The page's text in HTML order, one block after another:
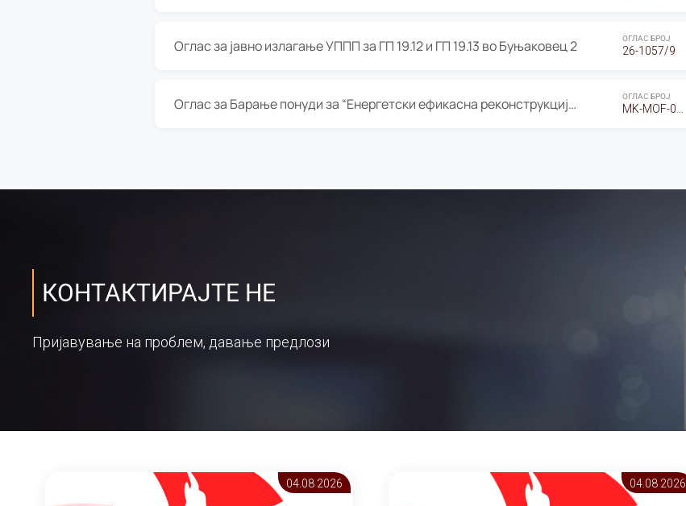
Оглас за јавно излагање УППП за ГП 19.12 и ГП 19.13 во Буњаковец 2 ОГЛАС БРОЈ
26-1057/9
Оглас за Барање понуди за “Енергетски ефикасна реконструкција на објектот ООУ „Св. Кирил и Методиј" ОГЛАС БРОЈ
КОНТАКТИРАЈТЕ НЕ
Пријавување на проблем, давање предлози
04.08 2026 04.08 2026